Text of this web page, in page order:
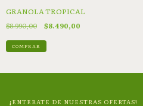
GRANOLA TROPICAL
$8.990,00 $8.490,00
COMPRAR
¡ENTERATE DE NUESTRAS OFERTAS!